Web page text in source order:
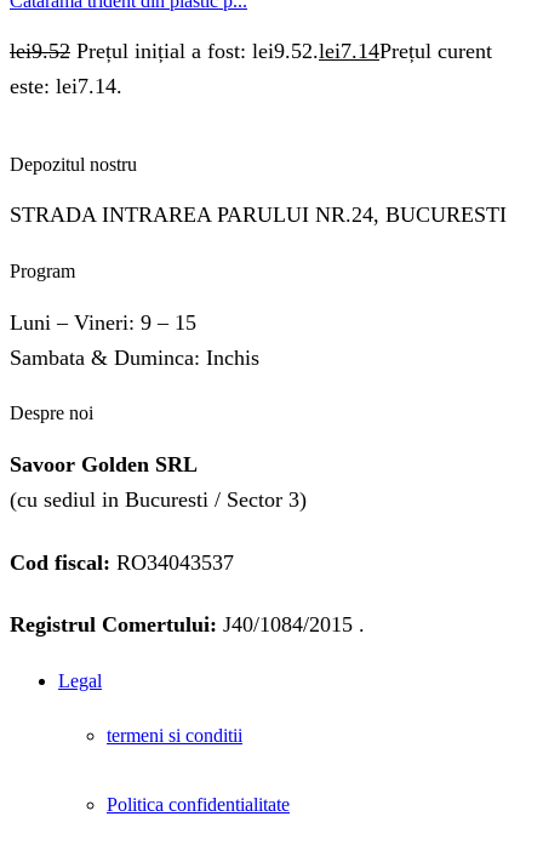
lei9.52 Prețul inițial a fost: lei9.52.lei7.14Prețul curent
este: lei7.14.
Depozitul nostru
STRADA INTRAREA PARULUI NR.24, BUCURESTI
Program
Luni – Vineri: 9 – 15
Sambata & Duminca: Inchis
Despre noi
Savoor Golden SRL
(cu sediul in Bucuresti / Sector 3)
Cod fiscal: RO34043537
Registrul Comertului: J40/1084/2015 .
Legal
termeni si conditii
Politica confidentialitate